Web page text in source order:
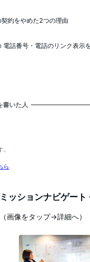
約をやめた2つの理由
話番号・電話のリンク表示
書いた人
ら
ミッションナビゲート
（画像をタップ→詳細へ）